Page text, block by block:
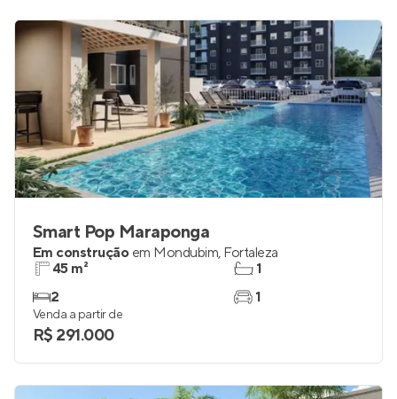
Smart Pop Maraponga
Em construção em Mondubim, Fortaleza
45 m²
2
1
1
Venda a partir de
R$ 291.000